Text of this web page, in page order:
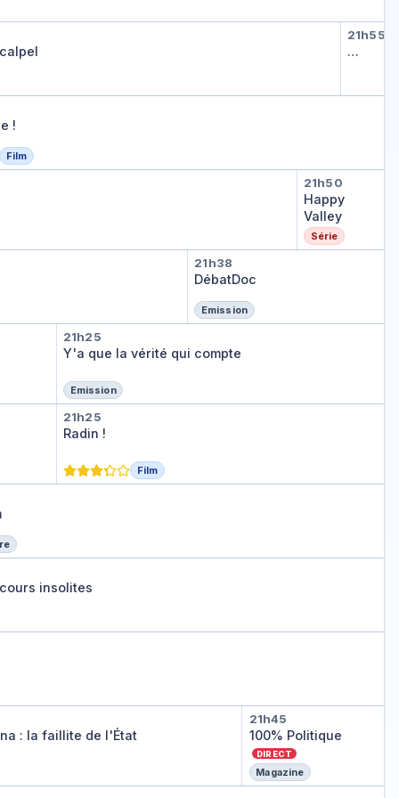
format
scalpel 21h55
…
!
!
Film
Happy
21h50
Happy
Valley
Série
DébatDoc
21h38
DébatDoc
Emission
Y'a que la vérité qui compte
21h25
Y'a que la vérité qui compte
Emission
Radin !
21h25
Radin !
Film
équilibre
concours insolites
insolites
: la faillite de l'État
: la faillite de l'État
100% Politique
21h45
100% Politique
DIRECT
Magazine